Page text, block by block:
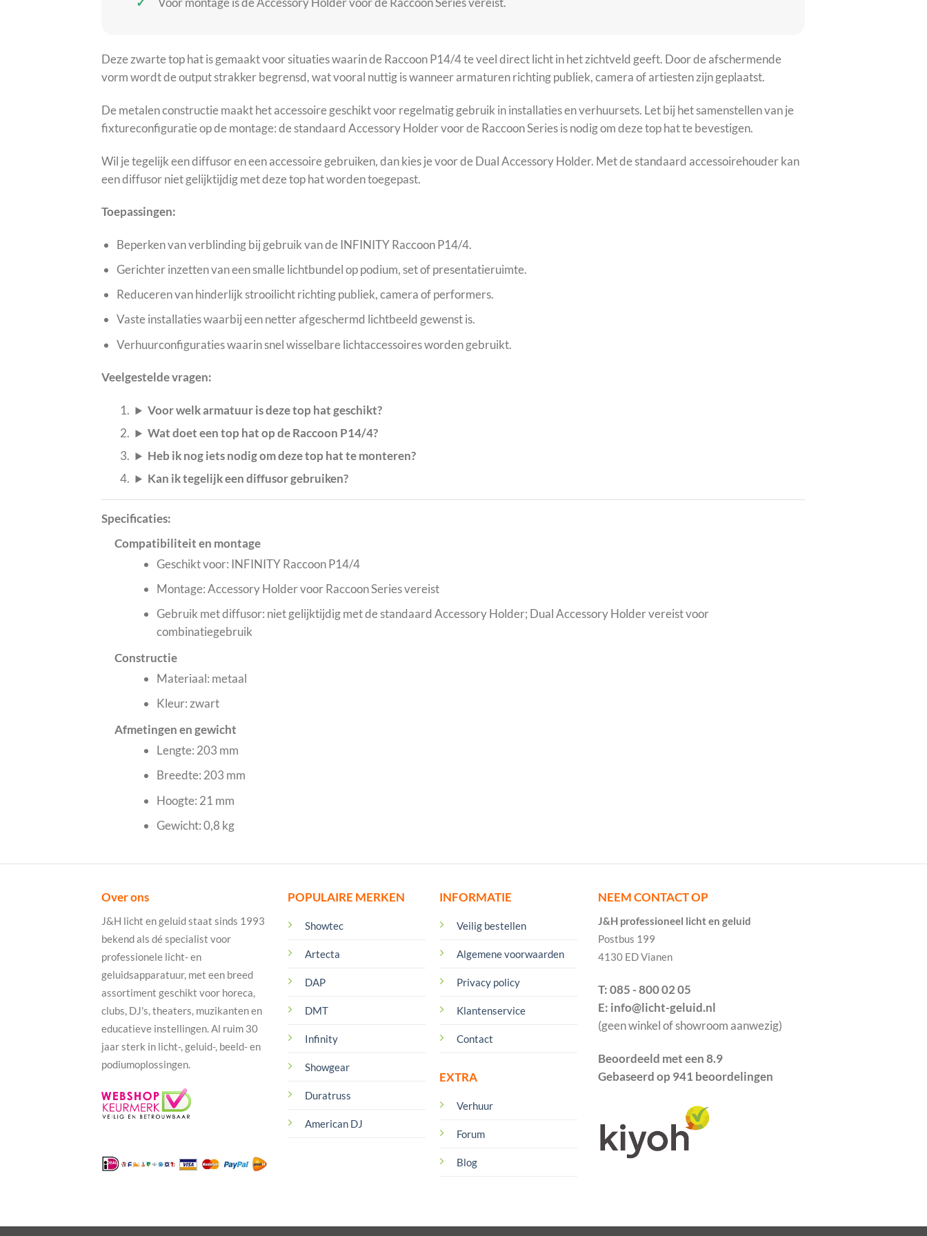
Deze zwarte top hat is gemaakt voor situaties waarin de Raccoon P14/4 te veel direct licht in het zichtveld geeft. Door de afschermende
vorm wordt de output strakker begrensd, wat vooral nuttig is wanneer armaturen richting publiek, camera of artiesten zijn geplaatst.
De metalen constructie maakt het accessoire geschikt voor regelmatig gebruik in installaties en verhuursets. Let bij het samenstellen van je
fixtureconfiguratie op de montage: de standaard Accessory Holder voor de Raccoon Series is nodig om deze top hat te bevestigen.
Wil je tegelijk een diffusor en een accessoire gebruiken, dan kies je voor de Dual Accessory Holder. Met de standaard accessoirehouder kan
een diffusor niet gelijktijdig met deze top hat worden toegepast.
Toepassingen:
Beperken van verblinding bij gebruik van de INFINITY Raccoon P14/4.
Gerichter inzetten van een smalle lichtbundel op podium, set of presentatieruimte.
Reduceren van hinderlijk strooilicht richting publiek, camera of performers.
Vaste installaties waarbij een netter afgeschermd lichtbeeld gewenst is.
Verhuurconfiguraties waarin snel wisselbare lichtaccessoires worden gebruikt.
Veelgestelde vragen:
Voor welk armatuur is deze top hat geschikt?
Wat doet een top hat op de Raccoon P14/4?
Heb ik nog iets nodig om deze top hat te monteren?
Kan ik tegelijk een diffusor gebruiken?
Specificaties:
Compatibiliteit en montage
Geschikt voor: INFINITY Raccoon P14/4
Montage: Accessory Holder voor Raccoon Series vereist
Gebruik met diffusor: niet gelijktijdig met de standaard Accessory Holder; Dual Accessory Holder vereist voor
combinatiegebruik
Constructie
Materiaal: metaal
Kleur: zwart
Afmetingen en gewicht
Lengte: 203 mm
Breedte: 203 mm
Hoogte: 21 mm
Gewicht: 0,8 kg
Over ons
J&H licht en geluid staat sinds 1993
bekend als dé specialist voor
professionele licht- en
geluidsapparatuur, met een breed
assortiment geschikt voor horeca,
clubs, DJ's, theaters, muzikanten en
educatieve instellingen. Al ruim 30
jaar sterk in licht-, geluid-, beeld- en
podiumoplossingen.
POPULAIRE MERKEN
Showtec
Artecta
DAP
DMT
Infinity
Showgear
Duratruss
American DJ
INFORMATIE
Veilig bestellen
Algemene voorwaarden
Privacy policy
Klantenservice
Contact
EXTRA
Verhuur
Forum
Blog
NEEM CONTACT OP
J&H professioneel licht en geluid
Postbus 199
4130 ED Vianen
T: 085 - 800 02 05
E: info@licht-geluid.nl
(geen winkel of showroom aanwezig)
Beoordeeld met een 8.9
Gebaseerd op 941 beoordelingen